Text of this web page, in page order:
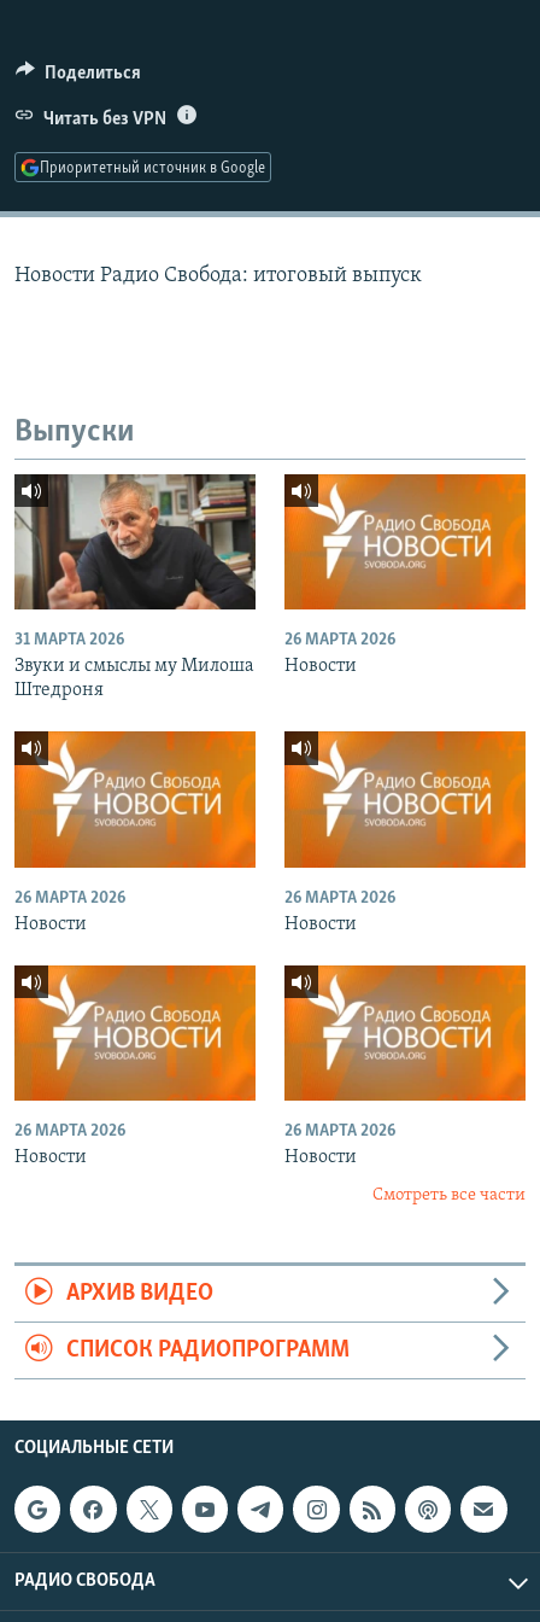
ПОДПИШИТЕСЬ НА РАССЫЛКУ
СОЦИАЛЬНЫЕ СЕТИ
Поделиться
Читать без VPN
Приоритетный источник в Google
Новости Радио Свобода: итоговый выпуск
Выпуски
31 МАРТА 2026
Звуки и смыслы му Милоша
Штедроня
26 МАРТА 2026
Новости
26 МАРТА 2026
Новости
26 МАРТА 2026
Новости
26 МАРТА 2026
Новости
26 МАРТА 2026
Новости
Смотреть все части
АРХИВ ВИДЕО
СПИСОК РАДИОПРОГРАММ
СОЦИАЛЬНЫЕ СЕТИ
РАДИО СВОБОДА